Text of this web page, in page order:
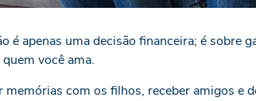
é apenas uma decisão financeira; é sobre
você ama.
memórias com os filhos, receber amigos e